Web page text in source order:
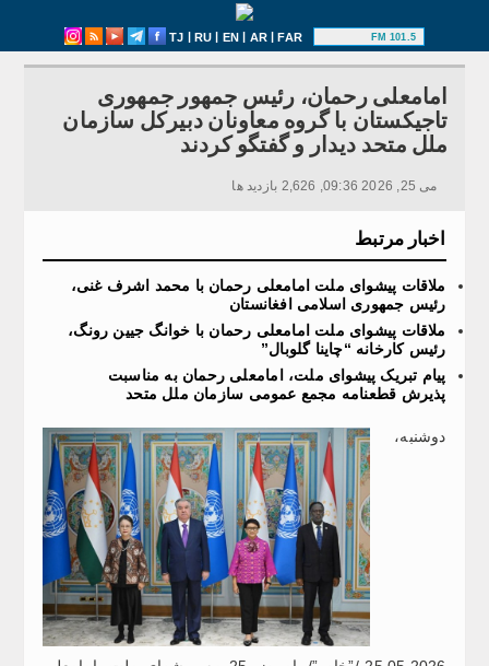
TJ | RU | EN | AR|FAR 101.5 FM
امامعلی رحمان، رئیس جمهور جمهوری
تاجیکستان با گروه معاونان دبیرکل سازمان
ملل متحد دیدار و گفتگو کردند
می 25, 2026 09:36, 2,626 بازدید ها
اخبار مرتبط
ملاقات پیشوای ملت امامعلی رحمان با محمد اشرف غنی،
رئیس جمهوری اسلامی افغانستان
ملاقات پیشوای ملت امامعلی رحمان با خوانگ جیین رونگ،
رئیس کارخانه “چاینا گلوبال”
پیام تبریک پیشوای ملت، امامعلی رحمان به مناسبت
پذیرش قطعنامه مجمع عمومی سازمان ملل متحد
دوشنبه،